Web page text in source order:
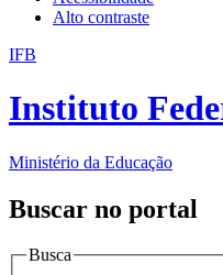
Alto contraste
IFB
Instituto
Ministério da Educação
Buscar no portal
Busca